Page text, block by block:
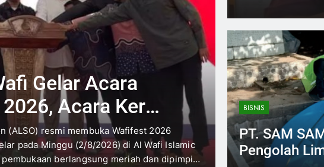
Gelar Acara
Acara Keren
(ALSO) resmi membuka Wafifest 2026
pada Minggu (2/8/2026) di Al Wafi Islamic
berlangsung meriah dan dipimpin
ORGANISASI 3 Days
DARAM
Melalui
Jakarta – Dewan
menyelenggarakan
Basandi Syarak,
Husni 3 Days
BISNIS
PT. SAM
Pengolah